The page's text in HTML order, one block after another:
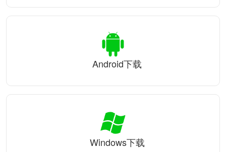
Android下载
Windows下载